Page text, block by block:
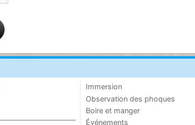
Immersion
Observation des phoques
Boire et manger
Événements